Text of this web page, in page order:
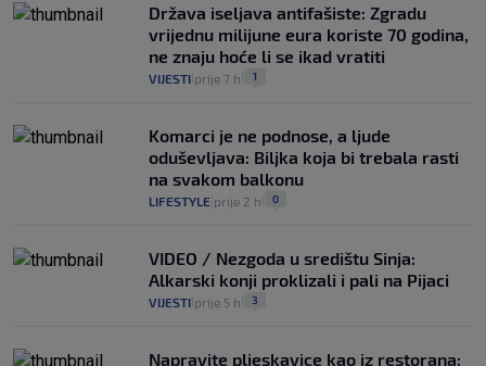
Država iseljava antifašiste: Zgradu
vrijednu milijune eura koriste 70 godina,
ne znaju hoće li se ikad vratiti
VIJESTI prije 7 h 1
Komarci je ne podnose, a ljude
oduševljava: Biljka koja bi trebala rasti
na svakom balkonu
LIFESTYLE prije 2 h 0
VIDEO / Nezgoda u središtu Sinja:
Alkarski konji proklizali i pali na Pijaci
VIJESTI prije 5 h 3
Napravite pljeskavice kao iz restorana: